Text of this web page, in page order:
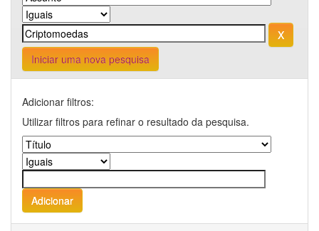
Iniciar uma nova pesquisa
Adicionar filtros:
Utilizar filtros para refinar o resultado da pesquisa.